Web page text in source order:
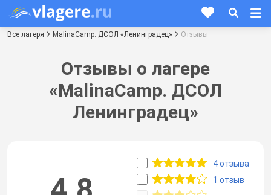
Все лагеря MalinaCamp. ДСОЛ «Ленинградец» Отзывы
Отзывы о лагере
«MalinaCamp. ДСОЛ
Ленинградец»
4 отзыва
1 отзыв